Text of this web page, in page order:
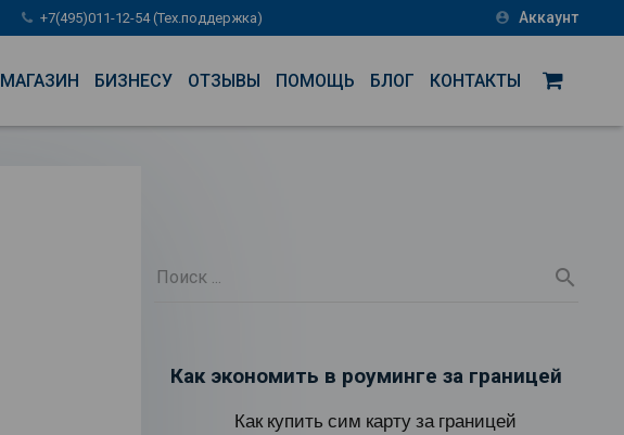
+7(495)011-12-54 (Тех.поддержка) account_circle Аккаунт
МАГАЗИН БИЗНЕСУ ОТЗЫВЫ ПОМОЩЬ БЛОГ КОНТАКТЫ
Как экономить в роуминге за границей
Как купить сим карту за границей